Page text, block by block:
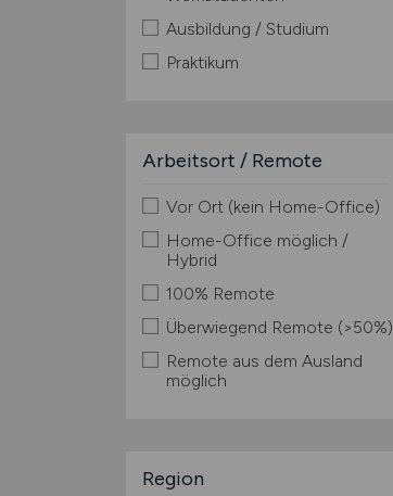
Ausbildung / Studium
Praktikum
Arbeitsort / Remote
Vor Ort (kein Home-Office)
Home-Office möglich /
Hybrid
100% Remote
Überwiegend Remote (>50%)
Remote aus dem Ausland
möglich
Region